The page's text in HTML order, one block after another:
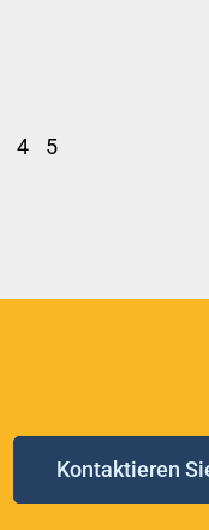
4 5
Kontaktieren